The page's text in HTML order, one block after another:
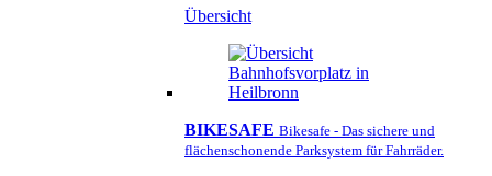
Übersicht
BIKESAFE Bikesafe - Das sichere und
flächenschonende Parksystem für Fahrräder.